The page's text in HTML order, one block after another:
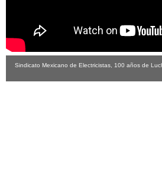
Sindicato Mexicano de Electricistas, 100 años de